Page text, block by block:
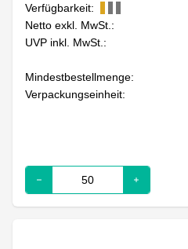
Verfügbarkeit:
Netto exkl. MwSt.:
UVP inkl. MwSt.:
Mindestbestellmenge:
Verpackungseinheit: